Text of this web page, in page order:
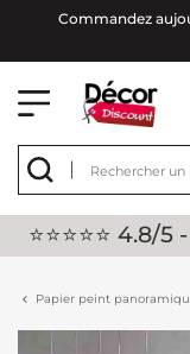
Commandez
⭐⭐⭐⭐⭐
Papier peint